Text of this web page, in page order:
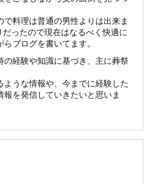
料理は普通の男性よりは出来ま
ったので現在はなるべく快適に
ブログを書いてます。
経験や知識に基づき、主に葬祭
うな情報や、今までに経験した
を発信していきたいと思いま